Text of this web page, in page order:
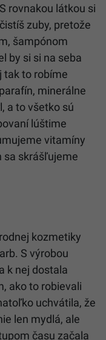
rovnakou látkou si
zuby, pretože
šampónom
by si si na seba
tak to robíme
minerálne
a to všetko sú
lúštime
vitamíny
sa skrášľujeme
kozmetiky
S výrobou
k nej dostala
ako to robievali
uchvátila, že
len mydlá, ale
času začala